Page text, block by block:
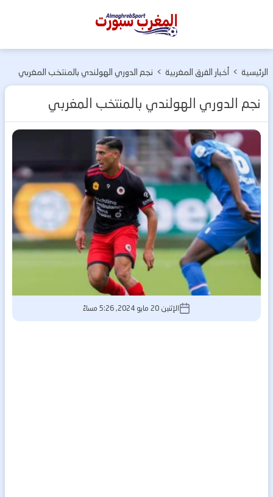
المغرب
الرئيسية > أخبار الفرق المغربية > نجم الدوري الهولندي بالمنتخب المغربي
نجم الدوري الهولندي بالمنتخب المغربي
الإثنين 20 مايو 2024, 5:26 مساءً